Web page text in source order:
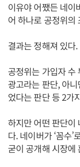
이유야 어쨌든 네이
어 하나로 공정위의
결과는 정해져 있다.
공정위는 가입자 수
광고라는 판단, 아
었다는 판단 등 2가
하지만 어떤 판단이
다. 네이버가 ‘꼼수
굳이 공개해 시장에